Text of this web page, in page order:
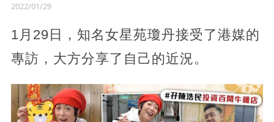
2022/01/29
1月29日，知名女星苑瓊丹接受了港媒的
專訪，大方分享了自己的近況。